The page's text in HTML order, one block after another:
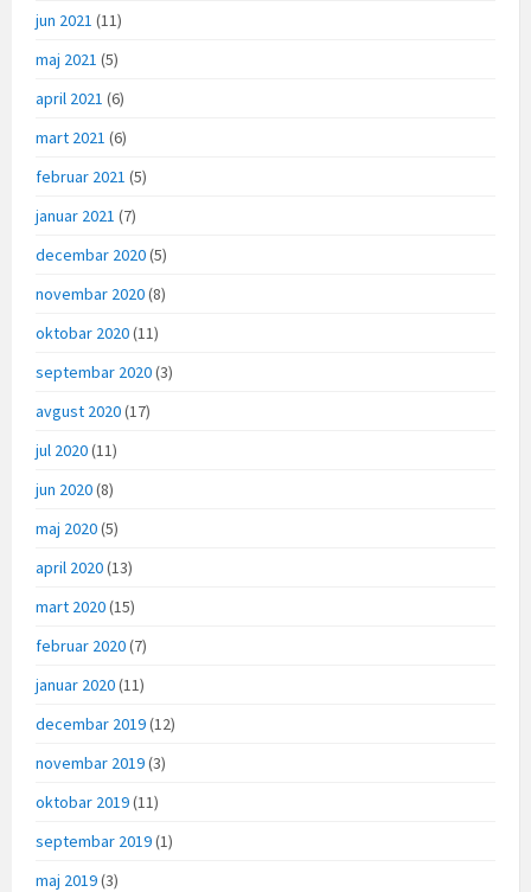
jun 2021 (11)
maj 2021 (5)
april 2021 (6)
mart 2021 (6)
februar 2021 (5)
januar 2021 (7)
decembar 2020(5)
novembar 2020(8)
oktobar 2020(11)
septembar 2020(3)
avgust 2020(17)
jul 2020(11)
jun 2020(8)
maj 2020(5)
april 2020(13)
mart 2020(15)
februar 2020(7)
januar 2020(11)
decembar 2019(12)
novembar 2019(3)
oktobar 2019(11)
septembar 2019(1)
maj 2019(3)